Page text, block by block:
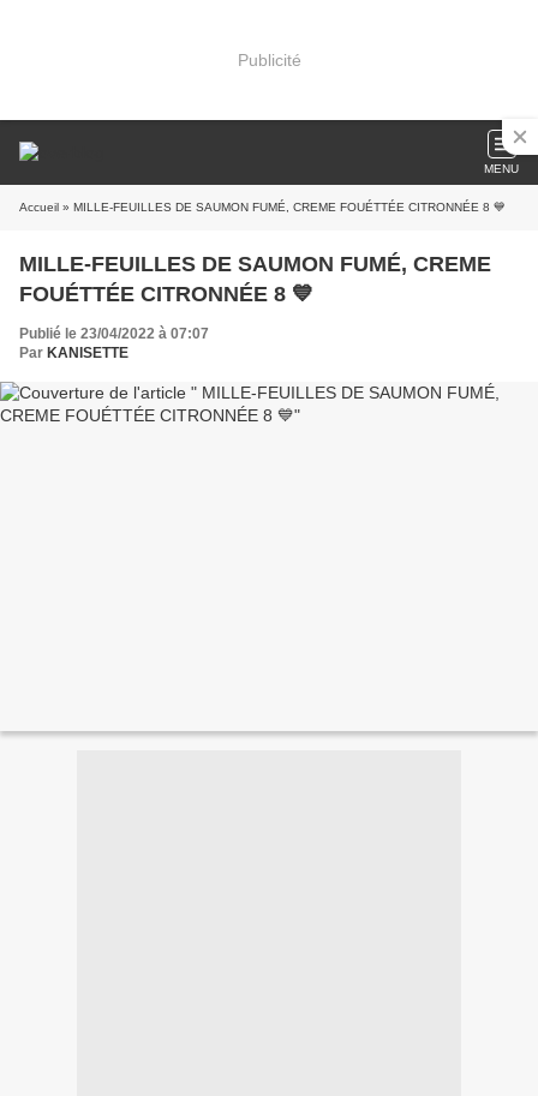
Publicité
MENU
Accueil » MILLE-FEUILLES DE SAUMON FUMÉ, CREME FOUÉTTÉE CITRONNÉE 8 💙
MILLE-FEUILLES DE SAUMON FUMÉ, CREME
FOUÉTTÉE CITRONNÉE 8 💙
Publié le 23/04/2022 à 07:07
Par KANISETTE